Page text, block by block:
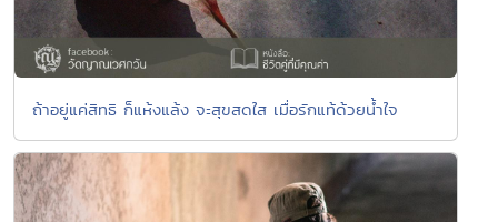
ถ้าอยู่แค่สิทธิ ก็แห้งแล้ง จะสุขสดใส เมื่อรักแท้ด้วยน้ำใจ